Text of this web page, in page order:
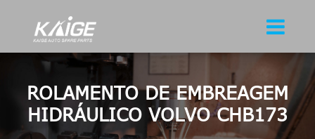
ROLAMENTO DE EMBREAGEM
HIDRÁULICO VOLVO CHB173